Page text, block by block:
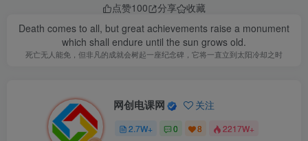
点赞100 分享
收藏
Death comes to all, but great achievements raise a monument
which shall endure until the sun grows old.
死亡无人能免，但非凡的成就会树起一座纪念碑，它将一直立到太阳冷却之时
网创电课网 关注
2.7W+ 0 8 2217W+